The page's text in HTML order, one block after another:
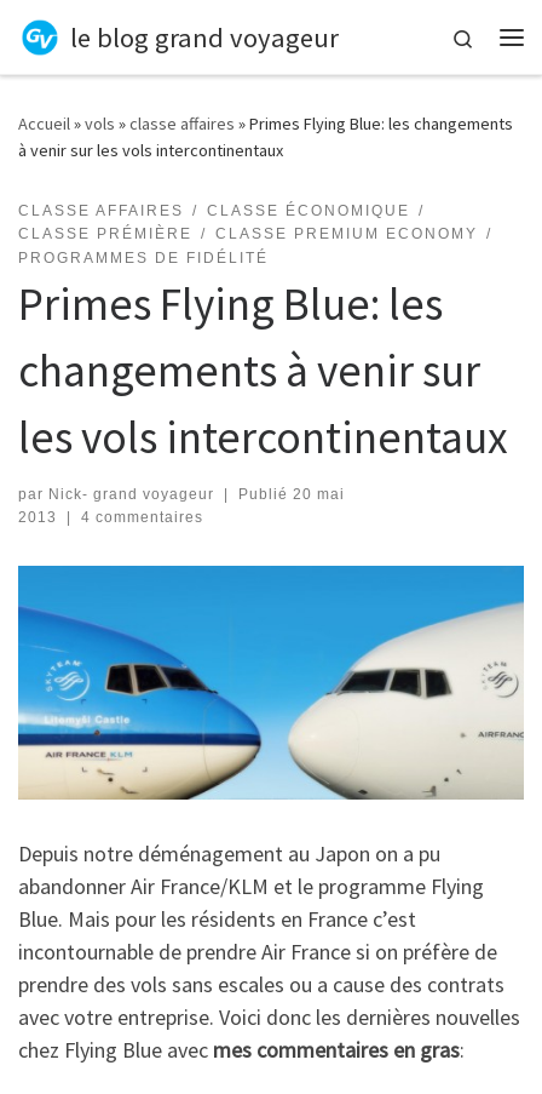
Skip to content
le blog grand voyageur
Search
Accueil»vols »classe affaires »Primes Flying Blue: les changements
à venir sur les vols intercontinentaux
CLASSE AFFAIRES
CLASSE ÉCONOMIQUE
CLASSE PRÉMIÈRE
CLASSE PREMIUM ECONOMY
PROGRAMMES DE FIDÉLITÉ
Primes Flying Blue: les
changements à venir sur
les vols intercontinentaux
par Nick- grand voyageur Publié 20 mai
2013
4 commentaires
Depuis notre déménagement au Japon on a pu
abandonner Air France/KLM et le programme Flying
Blue. Mais pour les résidents en France c’est
incontournable de prendre Air France si on préfère de
prendre des vols sans escales ou a cause des contrats
avec votre entreprise. Voici donc les dernières nouvelles
chez Flying Blue avec mes commentaires en gras: